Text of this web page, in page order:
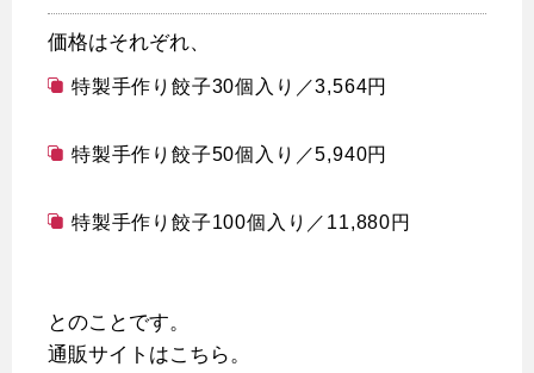
価格はそれぞれ、
特製手作り餃子30個入り／3,564円
特製手作り餃子50個入り／5,940円
特製手作り餃子100個入り／11,880円
とのことです。
通販サイトはこちら。